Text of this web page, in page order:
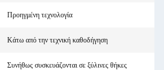
Προηγμένη τεχνολογία
Κάτω από την τεχνική καθοδήγηση
Συνήθως συσκευάζονται σε ξύλινες θήκες